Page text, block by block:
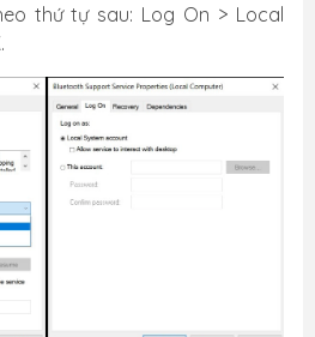
thứ tự sau: Log On > Local